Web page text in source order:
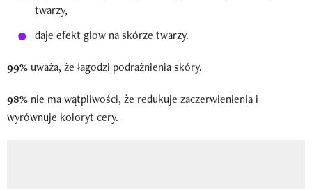
twarzy,
daje efekt glow na skórze twarzy.
99% uważa, że łagodzi podrażnienia skóry.
98% nie ma wątpliwości, że redukuje zaczerwienienia i
wyrównuje koloryt cery.